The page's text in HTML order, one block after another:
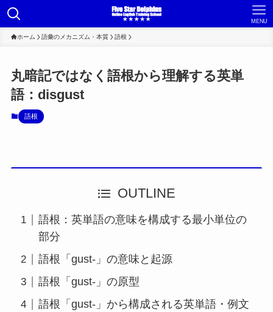
MENU
ホーム 語彙のメカニズム・本質 語根
丸暗記ではなく語根から理解する英単
語：disgust
語根
OUTLINE
語根：英単語の意味を構成する最小単位の
部分
語根「gust-」の意味と起源
語根「gust-」の原型
語根「gust-」から構成される英単語・例文